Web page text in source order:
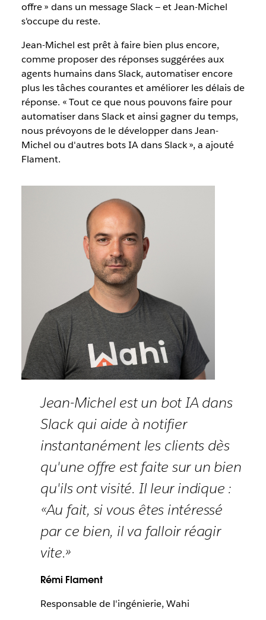
offre » dans un message Slack — et Jean-Michel
s'occupe du reste.
Jean-Michel est prêt à faire bien plus encore,
comme proposer des réponses suggérées aux
agents humains dans Slack, automatiser encore
plus les tâches courantes et améliorer les délais de
réponse. « Tout ce que nous pouvons faire pour
automatiser dans Slack et ainsi gagner du temps,
nous prévoyons de le développer dans Jean-
Michel ou d'autres bots IA dans Slack », a ajouté
Flament.
Jean-Michel est un bot IA dans
Slack qui aide à notifier
instantanément les clients dès
qu'une offre est faite sur un bien
qu'ils ont visité. Il leur indique :
«Au fait, si vous êtes intéressé
par ce bien, il va falloir réagir
vite.»
Rémi Flament
Responsable de l'ingénierie, Wahi